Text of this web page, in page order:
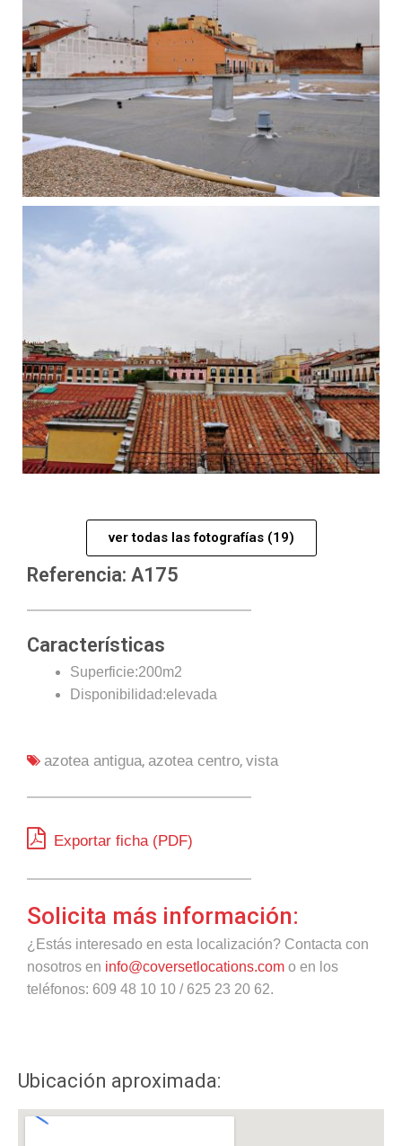
ver todas las fotografías (19)
Referencia: A175
Características
Superficie:200m2
Disponibilidad:elevada
azotea antigua, azotea centro, vista
Exportar ficha (PDF)
Solicita más información:
¿Estás interesado en esta localización? Contacta con
nosotros en info@coversetlocations.com o en los
teléfonos: 609 48 10 10 / 625 23 20 62.
Ubicación aproximada: